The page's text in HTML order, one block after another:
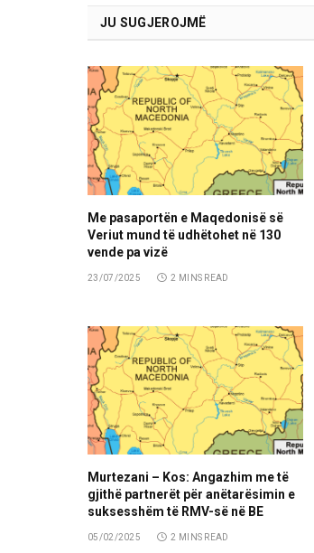
JU SUGJEROJMË
Me pasaportën e Maqedonisë së
Veriut mund të udhëtohet në 130
vende pa vizë
23/07/2025 2 MINS READ
Murtezani – Kos: Angazhim me të
gjithë partnerët për anëtarësimin e
suksesshëm të RMV-së në BE
05/02/2025 2 MINS READ